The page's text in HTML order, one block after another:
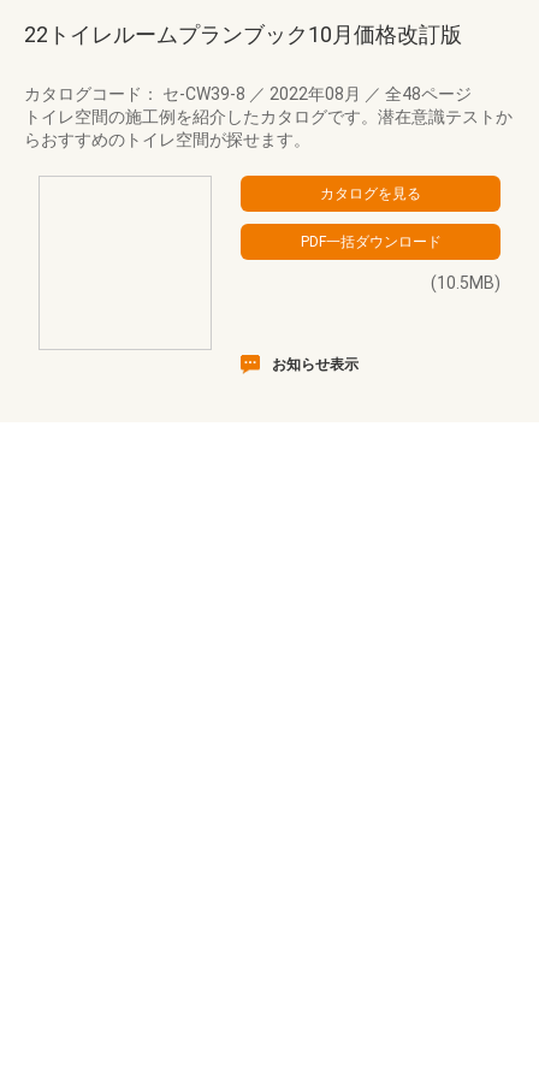
22トイレルームプランブック10月価格改訂版
カタログコード： セ-CW39-8 ／ 2022年08月 ／ 全48ページ
トイレ空間の施工例を紹介したカタログです。潜在意識テストか
らおすすめのトイレ空間が探せます。
(10.5MB)
お知らせ表示